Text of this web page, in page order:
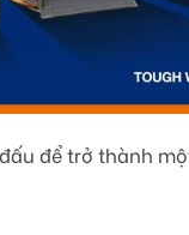
để trở thành